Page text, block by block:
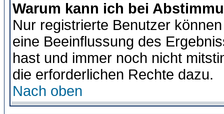
Warum kann ich bei
Nur registrierte Benutzer
eine Beeinflussung des
hast und immer noch nicht
die erforderlichen Rechte dazu.
Nach oben